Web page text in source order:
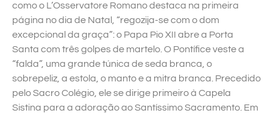
como o L’Osservatore Romano destaca na primeira
página no dia de Natal, “regozija-se com o dom
excepcional da graça”: o Papa Pio XII abre a Porta
Santa com três golpes de martelo. O Pontífice veste a
“falda”, uma grande túnica de seda branca, o
sobrepeliz, a estola, o manto e a mitra branca. Precedido
pelo Sacro Colégio, ele se dirige primeiro à Capela
Sistina para a adoração ao Santíssimo Sacramento. Em